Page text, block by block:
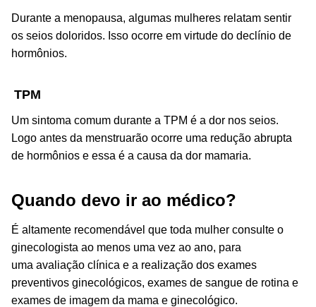
Durante a menopausa, algumas mulheres relatam sentir
os seios doloridos. Isso ocorre em virtude do declínio de
hormônios.
TPM
Um sintoma comum durante a TPM é a dor nos seios.
Logo antes da menstruarão ocorre uma redução abrupta
de hormônios e essa é a causa da dor mamaria.
Quando devo ir ao médico?
É altamente recomendável que toda mulher consulte o
ginecologista ao menos uma vez ao ano, para
uma avaliação clínica e a realização dos exames
preventivos ginecológicos, exames de sangue de rotina e
exames de imagem da mama e ginecológico.